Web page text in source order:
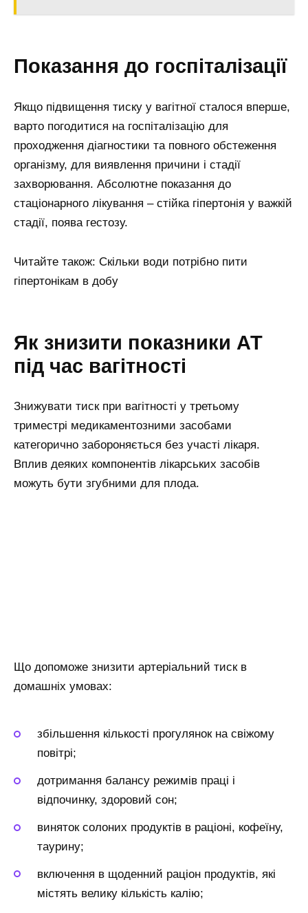
Показання до госпіталізації
Якщо підвищення тиску у вагітної сталося вперше,
варто погодитися на госпіталізацію для
проходження діагностики та повного обстеження
організму, для виявлення причини і стадії
захворювання. Абсолютне показання до
стаціонарного лікування – стійка гіпертонія у важкій
стадії, поява гестозу.
Читайте також: Скільки води потрібно пити
гіпертонікам в добу
Як знизити показники АТ
під час вагітності
Знижувати тиск при вагітності у третьому
триместрі медикаментозними засобами
категорично забороняється без участі лікаря.
Вплив деяких компонентів лікарських засобів
можуть бути згубними для плода.
Що допоможе знизити артеріальний тиск в
домашніх умовах:
збільшення кількості прогулянок на свіжому
повітрі;
дотримання балансу режимів праці і
відпочинку, здоровий сон;
виняток солоних продуктів в раціоні, кофеїну,
таурину;
включення в щоденний раціон продуктів, які
містять велику кількість калію;